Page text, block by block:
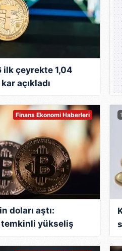
ilk çeyrekte 1,04
açıkladı
Finans Ekonomi Haberleri
doları aştı:
temkinli yükseliş